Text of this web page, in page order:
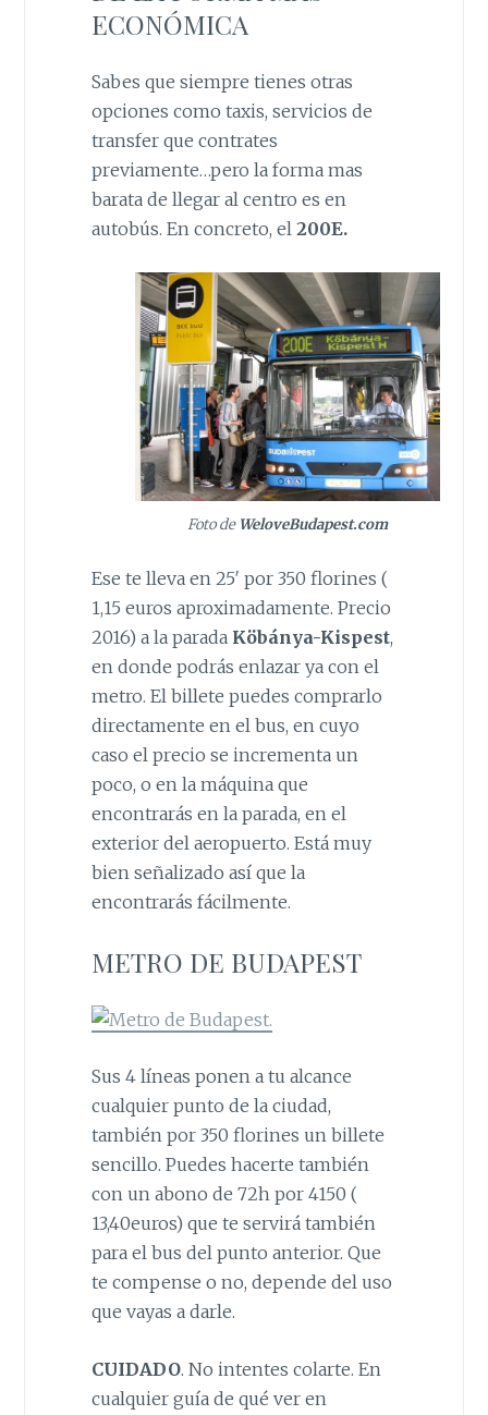
ECONÓMICA
Sabes que siempre tienes otras
opciones como taxis, servicios de
transfer que contrates
previamente…pero la forma mas
barata de llegar al centro es en
autobús. En concreto, el 200E.
Foto deWeloveBudapest.com
Ese te lleva en 25′ por 350 florines (
1,15 euros aproximadamente. Precio
2016) a la parada Köbánya-Kispest,
en donde podrás enlazar ya con el
metro. El billete puedes comprarlo
directamente en el bus, en cuyo
caso el precio se incrementa un
poco, o en la máquina que
encontrarás en la parada, en el
exterior del aeropuerto. Está muy
bien señalizado así que la
encontrarás fácilmente.
METRO DE BUDAPEST
Sus 4 líneas ponen a tu alcance
cualquier punto de la ciudad,
también por 350 florines un billete
sencillo. Puedes hacerte también
con un abono de 72h por 4150 (
13,40euros) que te servirá también
para el bus del punto anterior. Que
te compense o no, depende del uso
que vayas a darle.
CUIDADO. No intentes colarte. En
cualquier guía de qué ver en